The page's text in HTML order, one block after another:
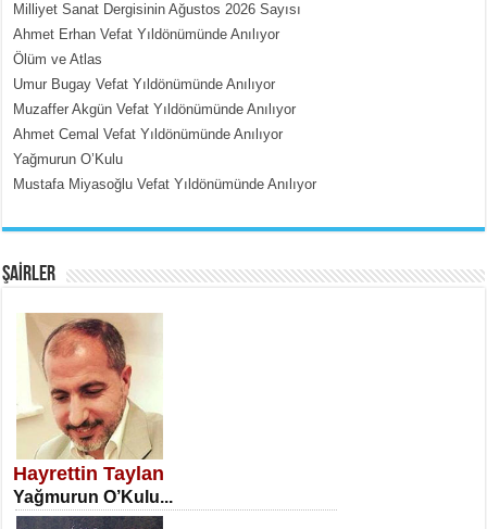
MEHMET ÇOBAN
İçerdeki Put Dışardaki Maskeler...
SATILMIŞ ÜMİT ÇETİNKAYA
Erkenlik...
Milliyet Sanat Dergisinin Ağustos 2026 Sayısı
Ahmet Erhan Vefat Yıldönümünde Anılıyor
Ölüm ve Atlas
Umur Bugay Vefat Yıldönümünde Anılıyor
Muzaffer Akgün Vefat Yıldönümünde Anılıyor
Ahmet Cemal Vefat Yıldönümünde Anılıyor
Yağmurun O’Kulu
Mustafa Miyasoğlu Vefat Yıldönümünde Anılıyor
ŞAİRLER
Hayrettin Taylan
Yağmurun O’Kulu...